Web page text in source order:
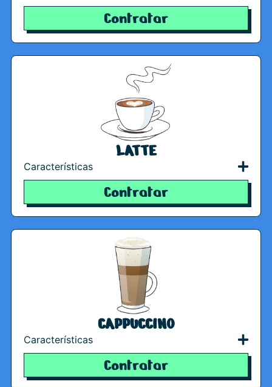
Contratar
LATTE
Características
Contratar
CAPPUCCINO
Características
Contratar